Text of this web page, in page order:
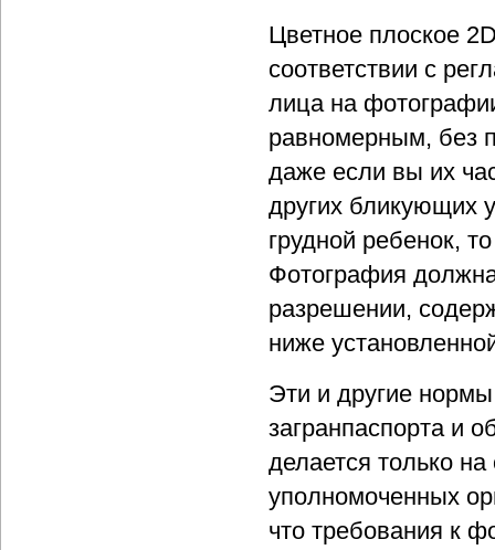
Цветное плоское
соответствии с
лица на
равномерным, без
даже если вы их
других бликующих
грудной ребенок,
Фотография
разрешении,
ниже
Эти и другие
загранпаспорта и
делается только
уполномоченных
что требования к